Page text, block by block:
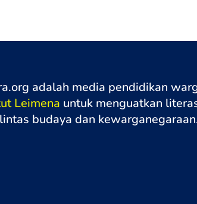
adalah media pendidikan
Leimena untuk menguatkan
budaya dan kewarganegaraa